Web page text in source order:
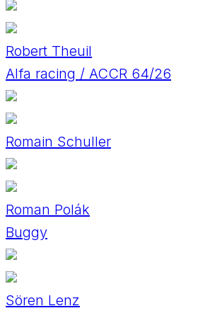
Robert Theuil
Alfa racing / ACCR 64/26
Romain Schuller
Roman Polák
Buggy
Sören Lenz